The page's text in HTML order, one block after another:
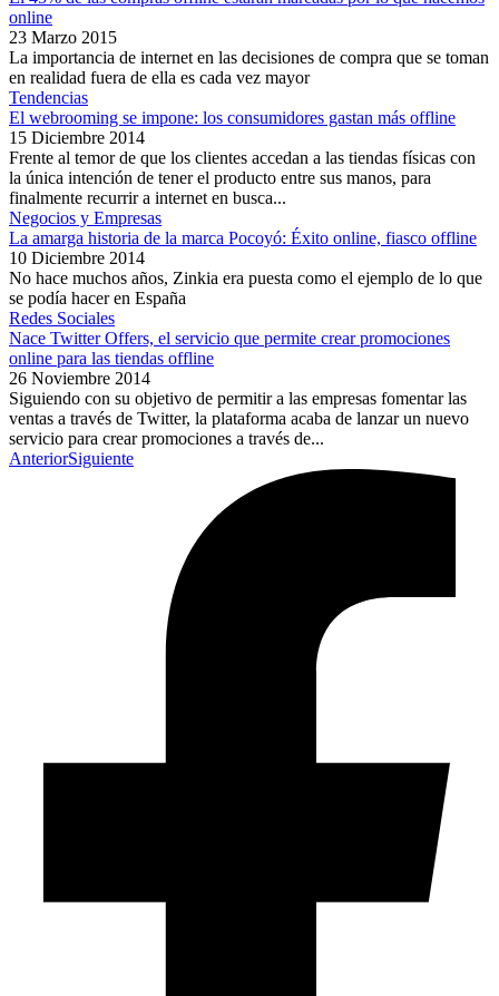
online
23 Marzo 2015
La importancia de internet en las decisiones de compra que se toman
en realidad fuera de ella es cada vez mayor
Tendencias
El webrooming se impone: los consumidores gastan más offline
15 Diciembre 2014
Frente al temor de que los clientes accedan a las tiendas físicas con
la única intención de tener el producto entre sus manos, para
finalmente recurrir a internet en busca...
Negocios y Empresas
La amarga historia de la marca Pocoyó: Éxito online, fiasco offline
10 Diciembre 2014
No hace muchos años, Zinkia era puesta como el ejemplo de lo que
se podía hacer en España
Redes Sociales
Nace Twitter Offers, el servicio que permite crear promociones
online para las tiendas offline
26 Noviembre 2014
Siguiendo con su objetivo de permitir a las empresas fomentar las
ventas a través de Twitter, la plataforma acaba de lanzar un nuevo
servicio para crear promociones a través de...
AnteriorSiguiente